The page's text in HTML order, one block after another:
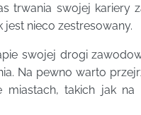
trwania swojej kariery
nieco zestresowany.
swojej drogi
Na pewno warto
takich jak na